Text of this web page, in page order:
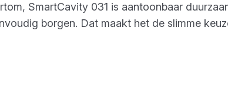
SmartCavity 031 is aantoonbaar
borgen. Dat maakt het de slimme